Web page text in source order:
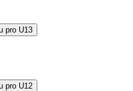
pro U13
pro U12